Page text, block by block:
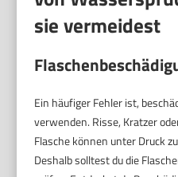
sie vermeidest
Ein häufiger Fehler ist,
verwenden. Risse, Kratzer
Flasche können unter Druck
Deshalb solltest du die